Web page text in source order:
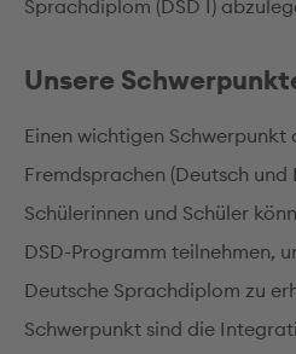
Sprachdiplom (DSD I)
Unsere
Einen wichtigen Schwerpunkt
Fremdsprachen (Deutsch und
Schülerinnen und Schüler
DSD-Programm teilnehmen,
Deutsche Sprachdiplom zu
Schwerpunkt sind die